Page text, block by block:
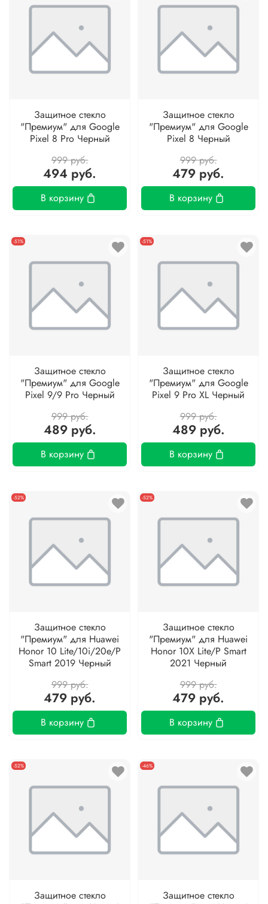
Защитное стекло
"Премиум" для Google
Pixel 8 Pro Черный
999 руб.
494 руб.
В корзину
Защитное стекло
"Премиум" для Google
Pixel 8 Черный
999 руб.
479 руб.
В корзину
-51%
Защитное стекло
"Премиум" для Google
Pixel 9/9 Pro Черный
999 руб.
489 руб.
В корзину
-51%
Защитное стекло
"Премиум" для Google
Pixel 9 Pro XL Черный
999 руб.
489 руб.
В корзину
-52%
Защитное стекло
"Премиум" для Huawei
Honor 10 Lite/10i/20e/P
Smart 2019 Черный
999 руб.
479 руб.
В корзину
-52%
Защитное стекло
"Премиум" для Huawei
Honor 10X Lite/P Smart
2021 Черный
999 руб.
479 руб.
В корзину
-52%
Защитное стекло
-46%
Защитное стекло